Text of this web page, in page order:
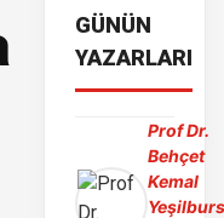
GÜNÜN
YAZARLARI
Prof Dr.
Behçet
Kemal